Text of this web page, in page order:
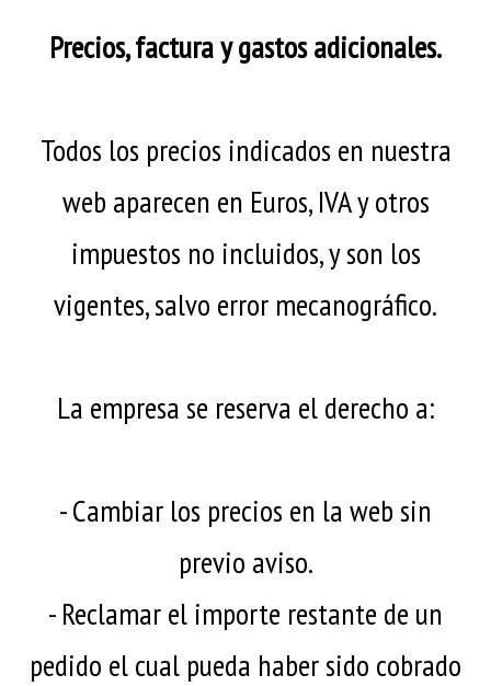
Precios, factura y gastos adicionales.
Todos los precios indicados en nuestra
web aparecen en Euros, IVA y otros
impuestos no incluidos, y son los
vigentes, salvo error mecanográfico.
La empresa se reserva el derecho a:
- Cambiar los precios en la web sin
previo aviso.
- Reclamar el importe restante de un
pedido el cual pueda haber sido cobrado